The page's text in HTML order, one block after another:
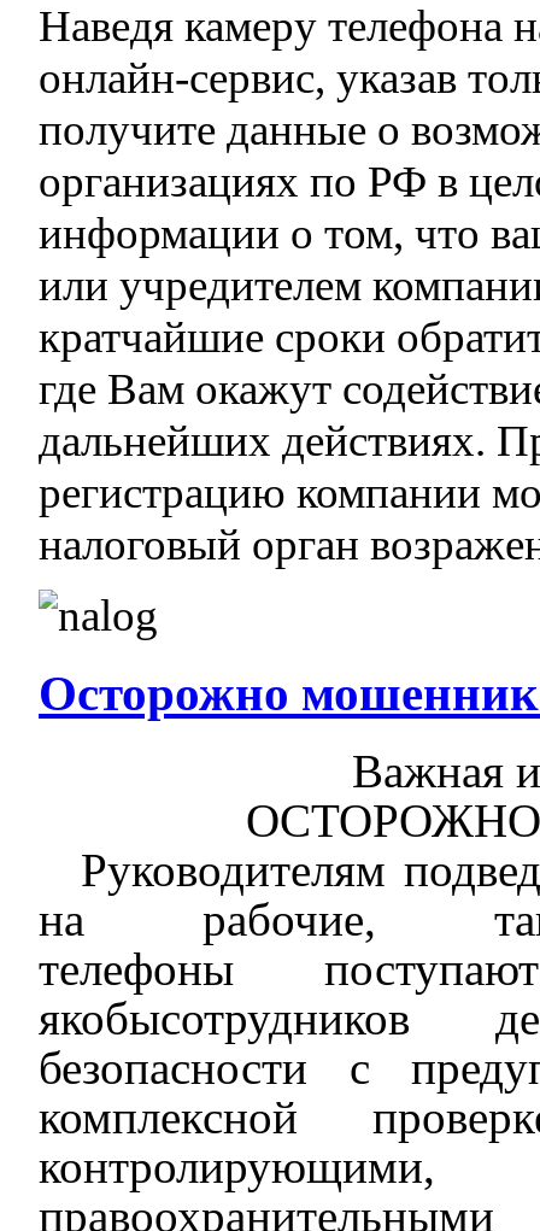
Наведя камеру телефона
онлайн-сервис, указав
получите данные о
организациях по РФ в
информации о том, что
или учредителем
кратчайшие сроки
где Вам окажут
дальнейших действиях.
регистрацию компании
налоговый орган
Осторожно
Важная
Руководителям
на рабочие,
телефоныпоступают
якобысотрудников
безопасности с
комплексной
контролирующими,